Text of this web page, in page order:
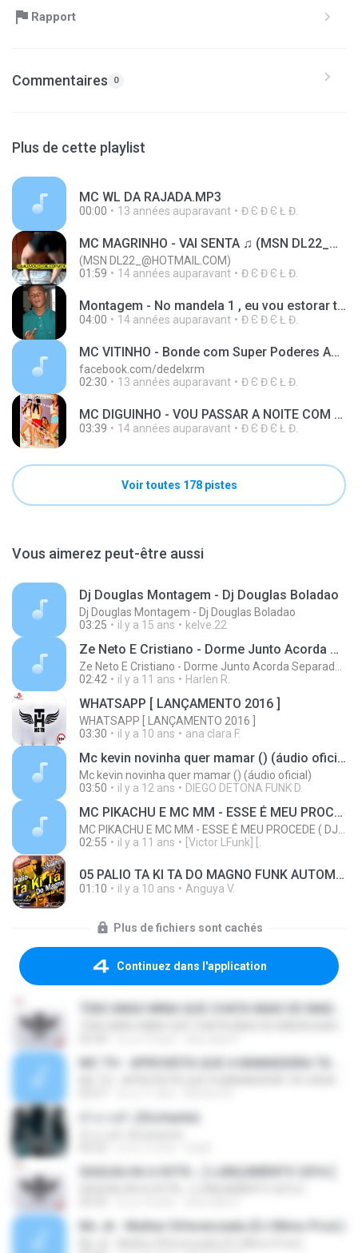
Rapport
Commentaires 0
Plus de cette playlist
MC WL DA RAJADA.MP3
00:00 13 années auparavant Đ Є Đ Є Ł Đ.
MC MAGRINHO - VAI SENTA ♫ (MSN DL22_@HOTMAIL.COM)
(MSN DL22_@HOTMAIL.COM)
01:59
14 années auparavant Đ Є Đ Є Ł Đ.
Montagem - No mandela 1 , eu vou estorar teu ovo , ai meu ovo ♫ [Mandela 2012] ·#·$1 .: MSN ·$3DL22_@HOTMAIL.COM ·$4GRAVOU BUNITINHA ? :.
04:00 14 années auparavant Đ Є Đ Є Ł Đ.
MC VITINHO - Bonde com Super Poderes ARARÁ [[ MANO DEDEL ]]
facebook.com/dedelxrm
02:30
13 années auparavant Đ Є Đ Є Ł Đ.
MC DIGUINHO - VOU PASSAR A NOITE COM ELAS (DJ SELMINHO 2012) [a=1] ·#·$8 .: MSN ·$3DL22_@HOTMAIL.COM ·$4GRAVOU BUNITINHA ? :. [/a=1]
03:39 14 années auparavant Đ Є Đ Є Ł Đ.
Voir toutes 178 pistes
Vous aimerez peut-être aussi
Dj Douglas Montagem - Dj Douglas Boladao
Dj Douglas Montagem - Dj Douglas Boladao
03:25
il y a 15 ans kelve.22
Ze Neto E Cristiano - Dorme Junto Acorda Separado - Top 20 Sertanejas de 2015
02:42
il y a 11 ans Harlen R.
WHATSAPP [ LANÇAMENTO 2016 ]
WHATSAPP [ LANÇAMENTO 2016 ]
03:30
il y a 10 ans ana clara F.
Mc kevin novinha quer mamar () (áudio oficial)
Mc kevin novinha quer mamar () (áudio oficial)
03:50
il y a 12 ans DIEGO DETONA FUNK D.
MC PIKACHU E MC MM - ESSE É MEU PROCEDE ( DJ CARLINHOS DA S.R )
02:55
il y a 11 ans [Victor LFunk] [.
05 PALIO TA KI TA DO MAGNO FUNK AUTOMOTIVO VOLUME 01.mp3
01:10 il y a 10 ans Anguya V.
Plus de fichiers sont cachés
Continuez dans l'application
คำบางคำ (Enchante)
XAQUALHA A XOTA ♪ [ LANÇAMENTO 2016 ]
Mc Jk - Mulher Diferenciada (DJ Mimo Prod.)